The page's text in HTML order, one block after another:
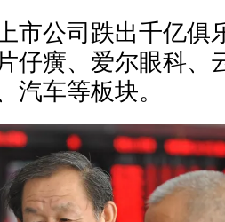
市公司跌出千亿俱
仔癀、爱尔眼科、
汽车等板块。